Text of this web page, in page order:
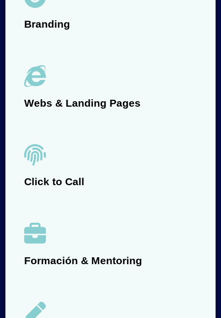
Branding
Webs & Landing Pages
Click to Call
Formación & Mentoring